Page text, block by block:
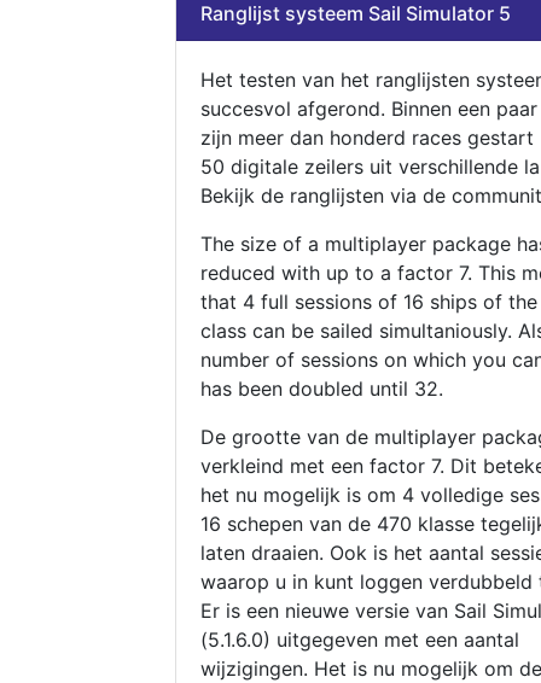
Ranglijst systeem Sail Simulator 5
Het testen van het ranglijsten
succesvol afgerond. Binnen een
zijn meer dan honderd races gestart
50 digitale zeilers uit verschillende
Bekijk de ranglijsten via de
The size of a multiplayer package
reduced with up to a factor 7. This
that 4 full sessions of 16 ships of
class can be sailed simultaniously.
number of sessions on which you
has been doubled until 32.
De grootte van de multiplayer
verkleind met een factor 7. Dit
het nu mogelijk is om 4 volledige
16 schepen van de 470 klasse
laten draaien. Ook is het aantal
waarop u in kunt loggen verdubbeld
Er is een nieuwe versie van Sail
(5.1.6.0) uitgegeven met een aantal
wijzigingen. Het is nu mogelijk om de